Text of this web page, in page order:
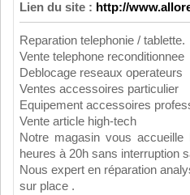
Lien du site : http://
Reparation telephonie / tablette.
Vente telephone reconditionnee
Deblocage reseaux operateurs
Ventes accessoires particulier
Equipement accessoires
Vente article high-tech
Notre magasin vous
heures à 20h sans interruption
Nous expert en réparation
sur place .